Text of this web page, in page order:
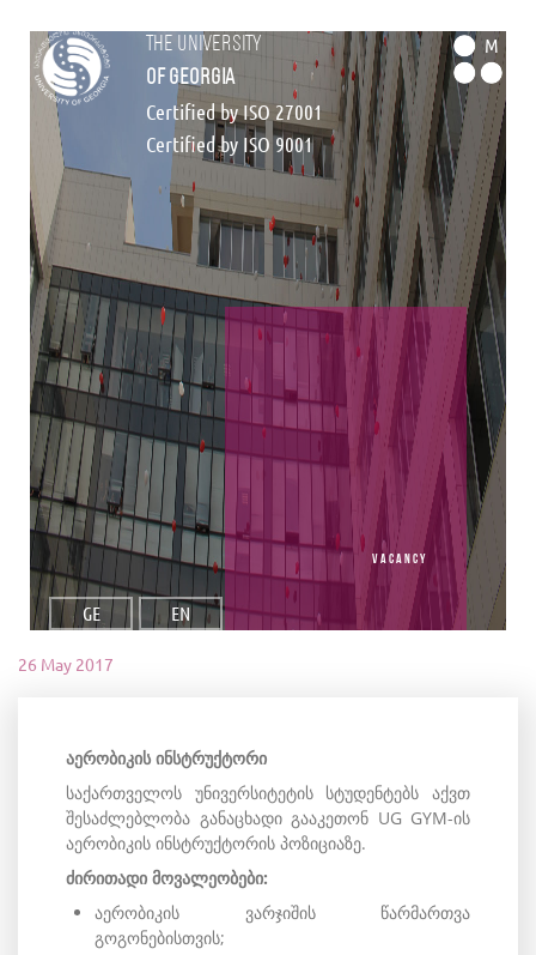
the university
of georgia
Certified by ISO 27001
Certified by ISO 9001
M
GE EN
vacancy
26 May 2017
აერობიკის ინსტრუქტორი
საქართველოს უნივერსიტეტის სტუდენტებს აქვთ
შესაძლებლობა განაცხადი გააკეთონ UG GYM-ის
აერობიკის ინსტრუქტორის პოზიციაზე.
ძირითადი მოვალეობები:
აერობიკის ვარჯიშის წარმართვა
გოგონებისთვის;